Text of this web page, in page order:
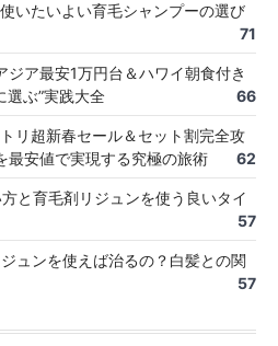
いたいよい育毛シャンプーの選び
71
ジア最安1万円台＆ハワイ朝食付き
ぶ”実践大全
66
リ超新春セール＆セット割完全攻
最安値で実現する究極の旅術
62
と育毛剤リジュンを使う良いタイ
57
ュンを使えば治るの？白髪との関
57